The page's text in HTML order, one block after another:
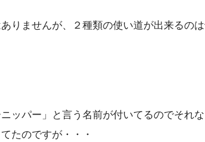
りませんが、２種類の使い道が出来るの
ッパー」と言う名前が付いてるのでそれ
たのですが・・・